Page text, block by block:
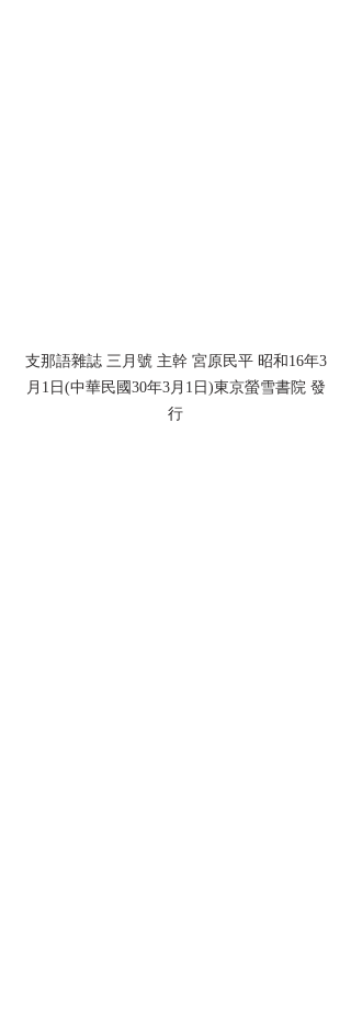
支那語雜誌 三月號 主幹 宮原民平 昭和16年3
月1日(中華民國30年3月1日)東京螢雪書院 發
行